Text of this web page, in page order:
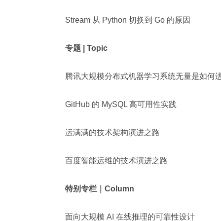
Stream 从 Python 切换到 Go 的原因
专题 | Topic
腾讯大规模分布式机器学习系统无量是如何
GitHub 的 MySQL 高可用性实践
运满满的技术架构演进之路
百度智能运维的技术演进之路
特别专栏｜Column
面向大规模 AI 在线推理的可靠性设计